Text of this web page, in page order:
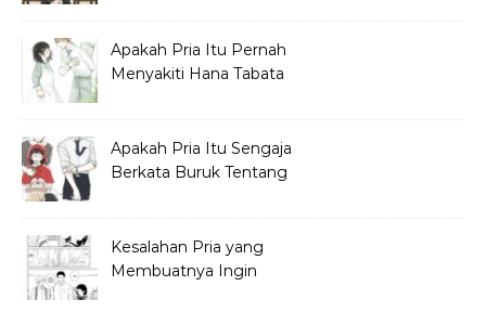
Apakah Pria Itu Pernah
Menyakiti Hana Tabata
Apakah Pria Itu Sengaja
Berkata Buruk Tentang
Kesalahan Pria yang
Membuatnya Ingin